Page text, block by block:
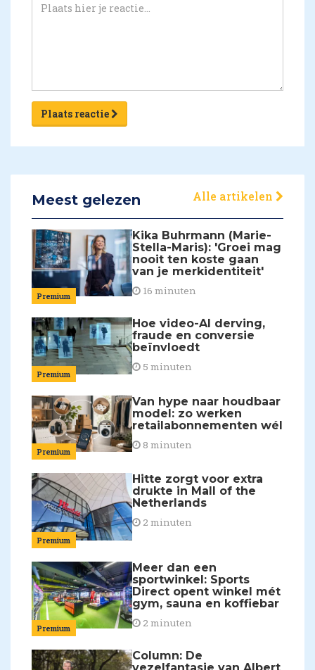
Plaats reactie
Meest gelezen Alle artikelen
Premium
Kika Buhrmann (Marie-
Stella-Maris): 'Groei mag
nooit ten koste gaan
van je merkidentiteit'
16 minuten
Premium
Hoe video-AI derving,
fraude en conversie
beïnvloedt
5 minuten
Premium
Van hype naar houdbaar
model: zo werken
retailabonnementen wél
8 minuten
Premium
Hitte zorgt voor extra
drukte in Mall of the
Netherlands
2 minuten
Premium
Meer dan een
sportwinkel: Sports
Direct opent winkel mét
gym, sauna en koffiebar
2 minuten
Column: De